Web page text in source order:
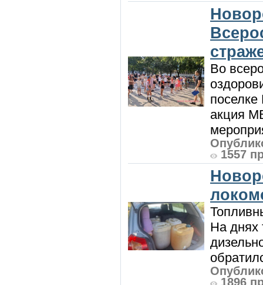
Во
акция
1557
На днях
1896